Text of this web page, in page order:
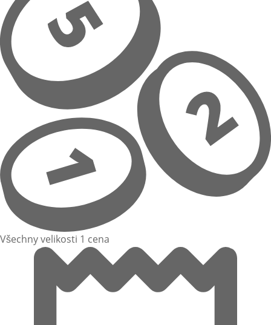
Všechny velikosti 1 cena